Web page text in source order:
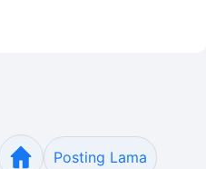
Posting Lama